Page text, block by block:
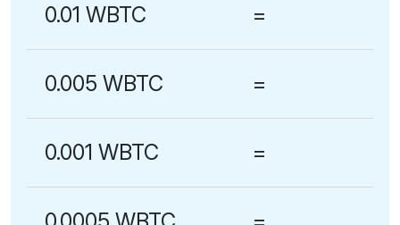
0.01 WBTC =
0.005 WBTC =
0.001 WBTC =